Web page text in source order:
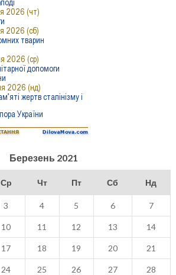
Березень 2021
Ср Чт Пт Сб Нд
3 4 5 6 7
10 11 12 13 14
17 18 19 20 21
24 25 26 27 28